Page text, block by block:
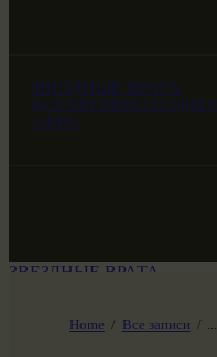
ЗВЕЗДНЫЕ ВРАТА
НАШ МИР ВЧЕРА СЕГОДНЯ И
ЗАВТРА
Home Все записи
ЗВЕЗДНЫЕ ВРАТА
SG-6